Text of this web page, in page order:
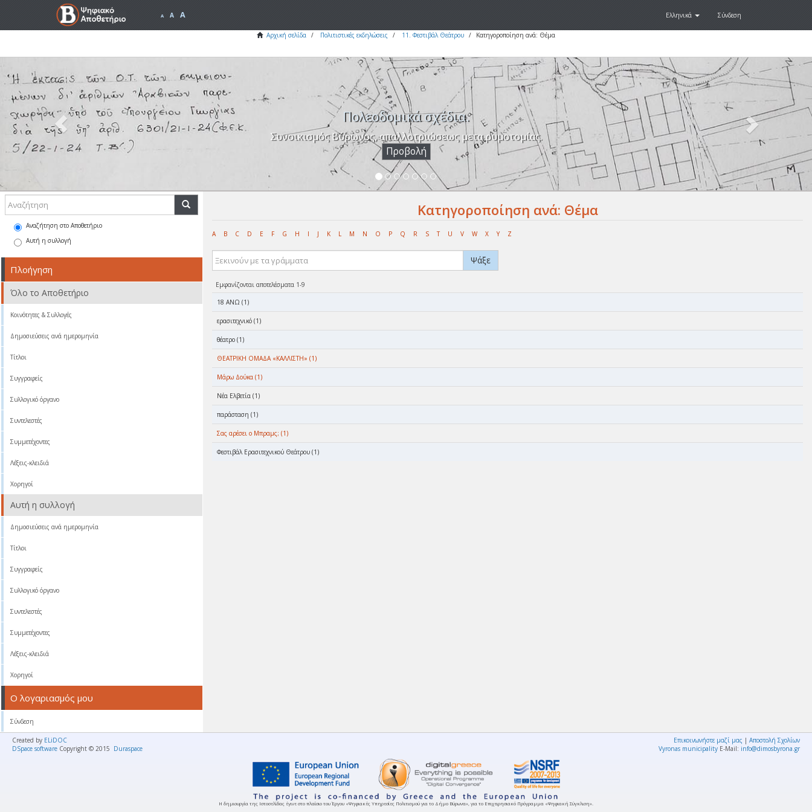
A A A Ελληνικά Σύνδεση
Αρχική σελίδα Πολιτιστικές εκδηλώσεις 11. Φεστιβάλ Θεάτρου Κατηγοροποίηση ανά: Θέμα
Πολεοδομικά σχέδια.
Συνοικισμός Βύρωνος, απαλλοτριώσεως μετα ρυμοτομίας.
Προβολή
Next
Κατηγοροποίηση ανά: Θέμα
A B C D E F G H I J K L M N O P Q R S T U V W X Y Z
Ψάξε
Εμφανίζονται αποτελέσματα 1-9
18 ΑΝΩ (1)
ερασιτεχνικό (1)
θέατρο (1)
ΘΕΑΤΡΙΚΗ ΟΜΑΔΑ «ΚΑΛΛΙΣΤΗ» (1)
Μάρω Δούκα (1)
Νέα Ελβετία (1)
παράσταση (1)
Σας αρέσει ο Μπραμς; (1)
Φεστιβάλ Ερασιτεχνικού Θεάτρου (1)
Αναζήτηση στο Αποθετήριο
Αυτή η συλλογή
Πλοήγηση
Όλο το Αποθετήριο
Κοινότητες & Συλλογές
Δημοσιεύσεις ανά ημερομηνία
Τίτλοι
Συγγραφείς
Συλλογικό όργανο
Συντελεστές
Συμμετέχοντες
Λέξεις-κλειδιά
Χορηγοί
Αυτή η συλλογή
Δημοσιεύσεις ανά ημερομηνία
Τίτλοι
Συγγραφείς
Συλλογικό όργανο
Συντελεστές
Συμμετέχοντες
Λέξεις-κλειδιά
Χορηγοί
Ο λογαριασμός μου
Σύνδεση
Επικοινωνήστε μαζί μας | Αποστολή Σχολίων
Vyronas municipality E-Mail: info@dimosbyrona.gr
Created by ELiDOC
DSpace software Copyright © 2015 Duraspace
Η δημιουργία της Ιστοσελίδας έγινε στο πλαίσιο του Έργου «Ψηφιακές Υπηρεσίες Πολιτισμού για το Δήμο Βύρωνα», για το Επιχειρησιακό Πρόγραμμα «Ψηφιακή Σύγκλιση».